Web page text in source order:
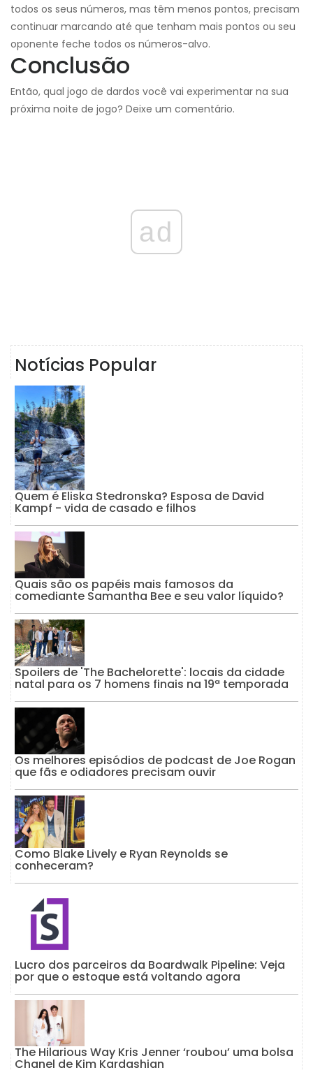
todos os seus números, mas têm menos pontos, precisam
continuar marcando até que tenham mais pontos ou seu
oponente feche todos os números-alvo.
Conclusão
Então, qual jogo de dardos você vai experimentar na sua
próxima noite de jogo? Deixe um comentário.
ad
Notícias Popular
Quem é Eliska Stedronska? Esposa de David
Kampf - vida de casado e filhos
Quais são os papéis mais famosos da
comediante Samantha Bee e seu valor líquido?
Spoilers de 'The Bachelorette': locais da cidade
natal para os 7 homens finais na 19ª temporada
Os melhores episódios de podcast de Joe Rogan
que fãs e odiadores precisam ouvir
Como Blake Lively e Ryan Reynolds se
conheceram?
Lucro dos parceiros da Boardwalk Pipeline: Veja
por que o estoque está voltando agora
The Hilarious Way Kris Jenner ‘roubou’ uma bolsa
Chanel de Kim Kardashian